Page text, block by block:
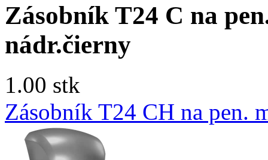
Zásobník T24 C na
nádr.čierny
1.00 stk
Zásobník T24 CH na pen.